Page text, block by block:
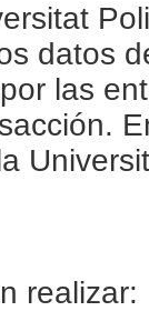
datos
las
realizar: